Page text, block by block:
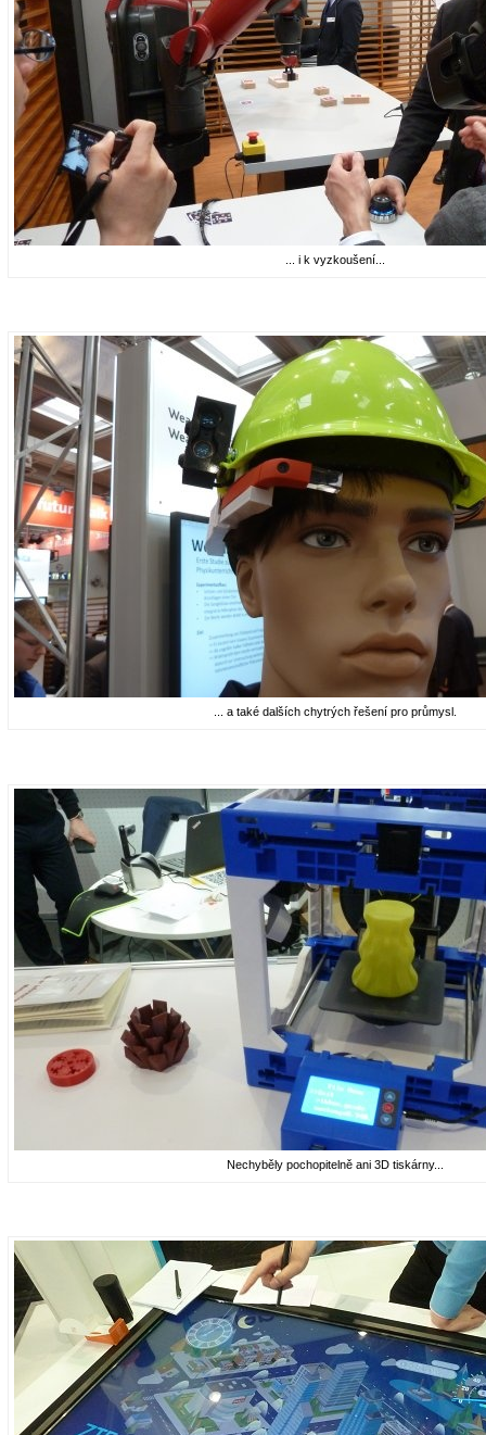
... i k vyzkoušení...
... a také dalších chytrých řešení pro průmysl.
Nechyběly pochopitelně ani 3D tiskárny...